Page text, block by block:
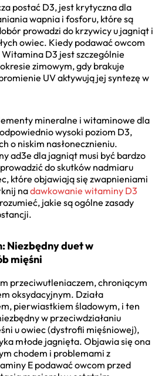
postać D3, jest krytyczna dla
wapnia i fosforu, które są
prowadzi do krzywicy u jagniąt i
owiec. Kiedy podawać owcom
D3 jest szczególnie
zimowym, gdy brakuje
UV aktywują jej syntezę w
mineralne i witaminowe dla
wysoki poziom D3,
o niskim nasłonecznieniu.
ad3e dla jagniąt musi być bardzo
do skutków nadmiaru
które objawiają się zwapnieniami
nadawkowanie witaminy D3
jakie są ogólne zasady
Niezbędny duet w
mięśni
przeciwutleniaczem, chroniącym
oksydacyjnym. Działa
pierwiastkiem śladowym, i ten
w przeciwdziałaniu
u owiec (dystrofii mięśniowej),
młode jagnięta. Objawia się ona
chodem i problemami z
E podawać owcom przed